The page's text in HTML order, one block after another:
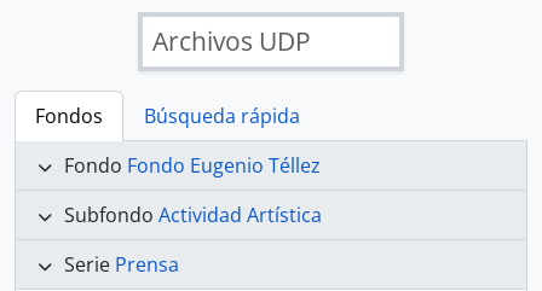
Archivos UDP
Fondos
Búsqueda rápida
Fondo Fondo Eugenio Téllez
Subfondo Actividad Artística
Serie Prensa